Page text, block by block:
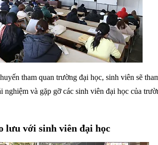
tham quan trường đại học, sinh viên sẽ
nghiệm và gặp gỡ các sinh viên đại học của
lưu với sinh viên đại học